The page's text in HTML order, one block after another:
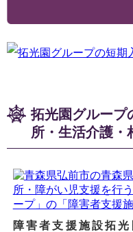
拓光園グループ
所・生活介護・
障害者支援施設拓光